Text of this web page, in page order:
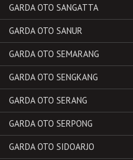
GARDA OTO SANGATTA
GARDA OTO SANUR
GARDA OTO SEMARANG
GARDA OTO SENGKANG
GARDA OTO SERANG
GARDA OTO SERPONG
GARDA OTO SIDOARJO